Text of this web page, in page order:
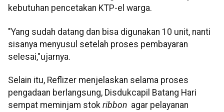
kebutuhan pencetakan KTP-el warga.
"Yang sudah datang dan bisa digunakan 10 unit, nanti
sisanya menyusul setelah proses pembayaran
selesai,"ujarnya.
Selain itu, Reflizer menjelaskan selama proses
pengadaan berlangsung, Disdukcapil Batang Hari
sempat meminjam stok ribbon agar pelayanan